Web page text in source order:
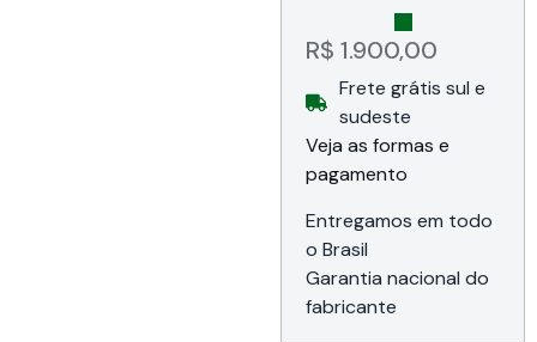
Comutação até
128 Gbps,
Produção até
95,23 Mpps, Portal
Aruba Instant On /
navegador da Web
/ gerenciador
Garantia Life Time
da HP do Brasil
R$ 1.900,00
Frete grátis sul e
sudeste
Veja as formas e
pagamento
Entregamos em todo
o Brasil
Garantia nacional do
fabricante